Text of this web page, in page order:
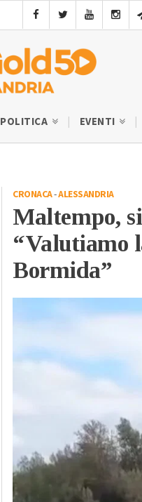
POLITICA EVENTI
CRONACA-ALESSANDRIA
Maltempo,
“Valutiamo
Bormida”